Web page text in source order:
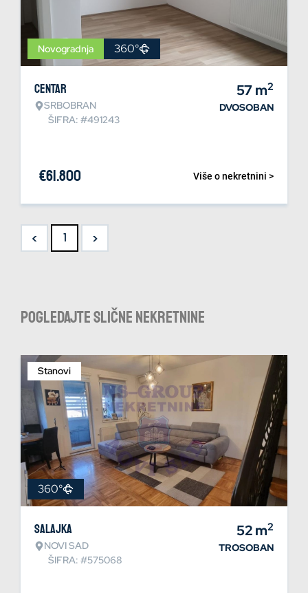
Novogradnja 360°
Centar
SRBOBRAN
ŠIFRA: #491243
57m2
DVOSOBAN
Više o nekretnini >
€61.800
< 1 >
Pogledajte slične nekretnine
Stanovi
360°
Salajka
NOVI SAD
ŠIFRA: #575068
52m2
TROSOBAN